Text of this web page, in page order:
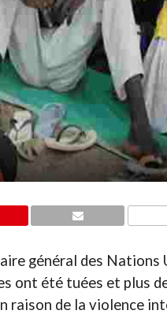
général des Nations
ont été tuées et plus
raison de la violence